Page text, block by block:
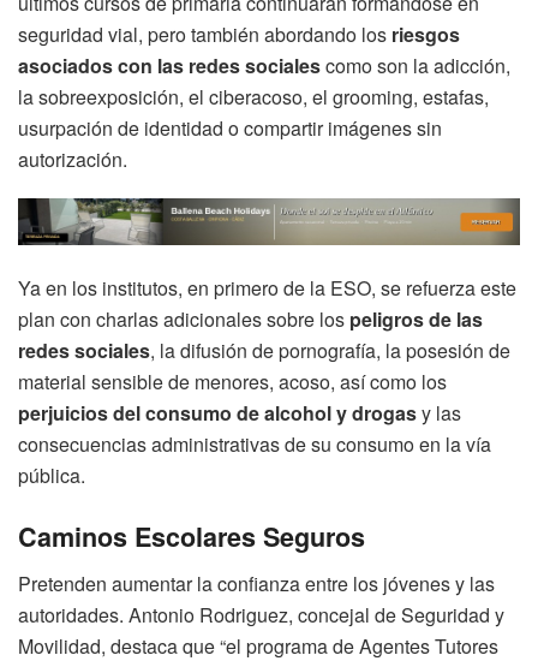
seguridad vial, pero también abordando los riesgos
asociados con las redes socialescomo son la adicción,
la sobreexposición, el ciberacoso, el grooming, estafas,
usurpación de identidad o compartir imágenes sin
autorización.
Ya en los institutos, en primero de la ESO, se refuerza este
plan con charlas adicionales sobre los peligros de las
redes sociales, la difusión de pornografía, la posesión de
material sensible de menores, acoso, así como los
perjuicios del consumo de alcohol y drogasy las
consecuencias administrativas de su consumo en la vía
pública.
Caminos Escolares Seguros
Pretenden aumentar la confianza entre los jóvenes y las
autoridades. Antonio Rodriguez, concejal de Seguridad y
Movilidad, destaca que “el programa de Agentes Tutores